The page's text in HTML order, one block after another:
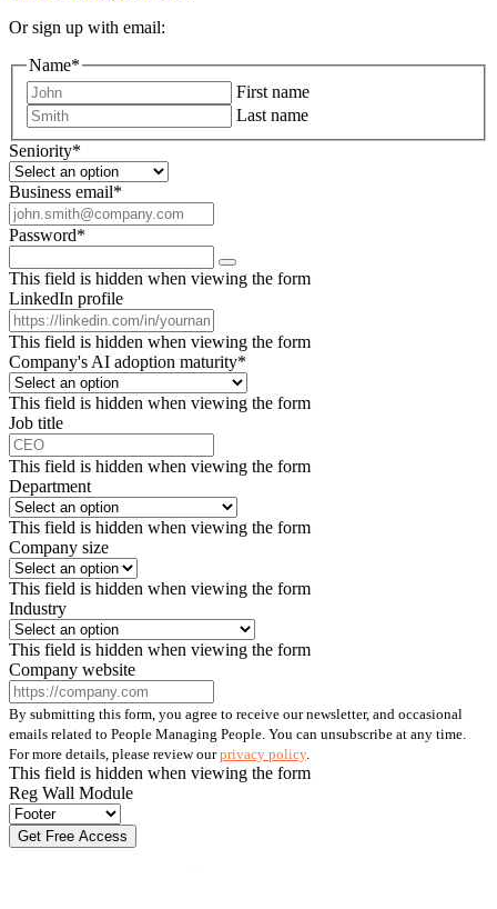
Or sign up with email:
Name*
First name
Last name
Seniority*
Business email*
Password*
This field is hidden when viewing the form
LinkedIn profile
This field is hidden when viewing the form
Company's AI adoption maturity*
This field is hidden when viewing the form
Job title
This field is hidden when viewing the form
Department
This field is hidden when viewing the form
Company size
This field is hidden when viewing the form
Industry
This field is hidden when viewing the form
Company website
By submitting this form, you agree to receive our newsletter, and occasional
emails related to People Managing People. You can unsubscribe at any time.
For more details, please review ourprivacy policy.
This field is hidden when viewing the form
Reg Wall Module